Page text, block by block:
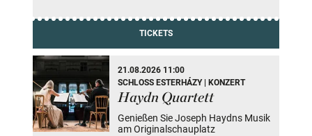
TICKETS
21.08.2026 11:00
SCHLOSS ESTERHÁZY | KONZERT
Haydn Quartett
Genießen Sie Joseph Haydns Musik
am Originalschauplatz